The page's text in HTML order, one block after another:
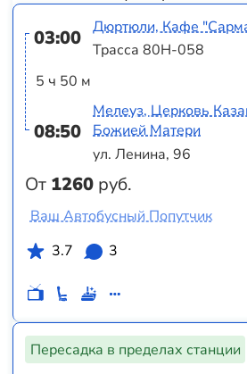
03:00
5 ч 50 м
08:50
От 1260 руб.
Дюртюли, Кафе
Трасса 80Н-058
Мелеуз, Церковь
Божией Матери
ул. Ленина, 96
Ваш Автобусный Попутчик
3.7
3
Пересадка в пределах станции